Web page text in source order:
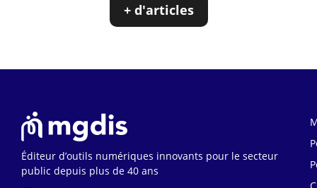
+ d'articles
Éditeur d’outils numériques innovants pour le secteur
public depuis plus de 40 ans